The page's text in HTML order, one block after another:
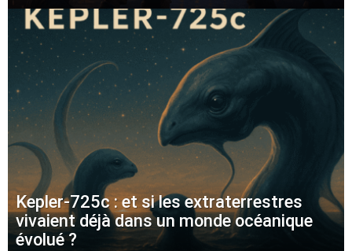
Kepler-725c : et si les extraterrestres
vivaient déjà dans un monde océanique
évolué ?